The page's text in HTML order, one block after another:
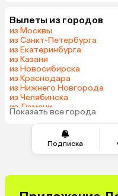
Подписка
Армения
Казахстан
Узбекистан
Катар
Гонконг
Таджикистан
Вылеты из городов
из Москвы
из Санкт-Петербурга
из Екатеринбурга
из Казани
из Новосибирска
из Краснодара
из Нижнего Новгорода
из Челябинска
из Тюмени
из Минеральных Вод
Показать все города